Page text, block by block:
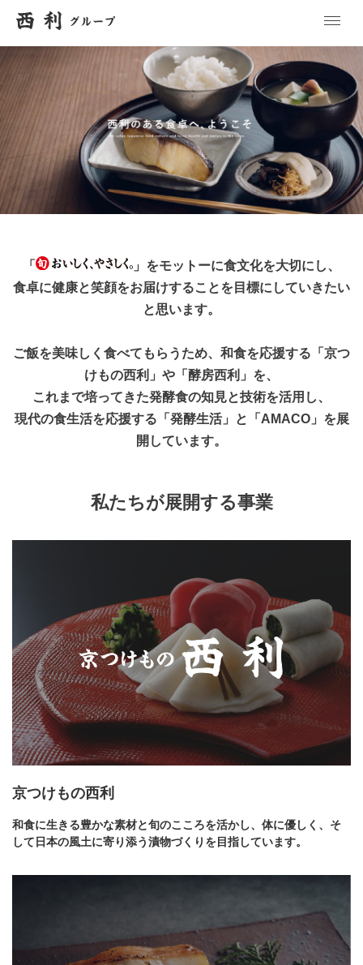
「
」をモットーに食文化を大切にし、
食卓に健康と笑顔をお届けすることを目標にしていきたい
と思います。
ご飯を美味しく食べてもらうため、和食を応援する「京つ
けもの西利」や「酵房西利」を、
これまで培ってきた発酵食の知見と技術を活用し、
現代の食生活を応援する「発酵生活」と「AMACO」を展
開しています。
私たちが展開する事業
京つけもの西利
和食に生きる豊かな素材と旬のこころを活かし、体に優しく、そ
して日本の風土に寄り添う漬物づくりを目指しています。